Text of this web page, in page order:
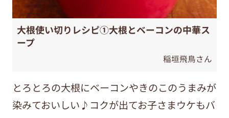
大根使い切りレシピ①大根とベーコンの中華ス
ープ
稲垣飛鳥さん
とろとろの大根にベーコンやきのこのうまみが
染みておいしい♪コクが出てお子さまウケもバ